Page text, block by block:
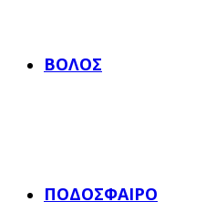
ΒΌΛΟΣ
ΠΟΔΌΣΦΑΙΡΟ